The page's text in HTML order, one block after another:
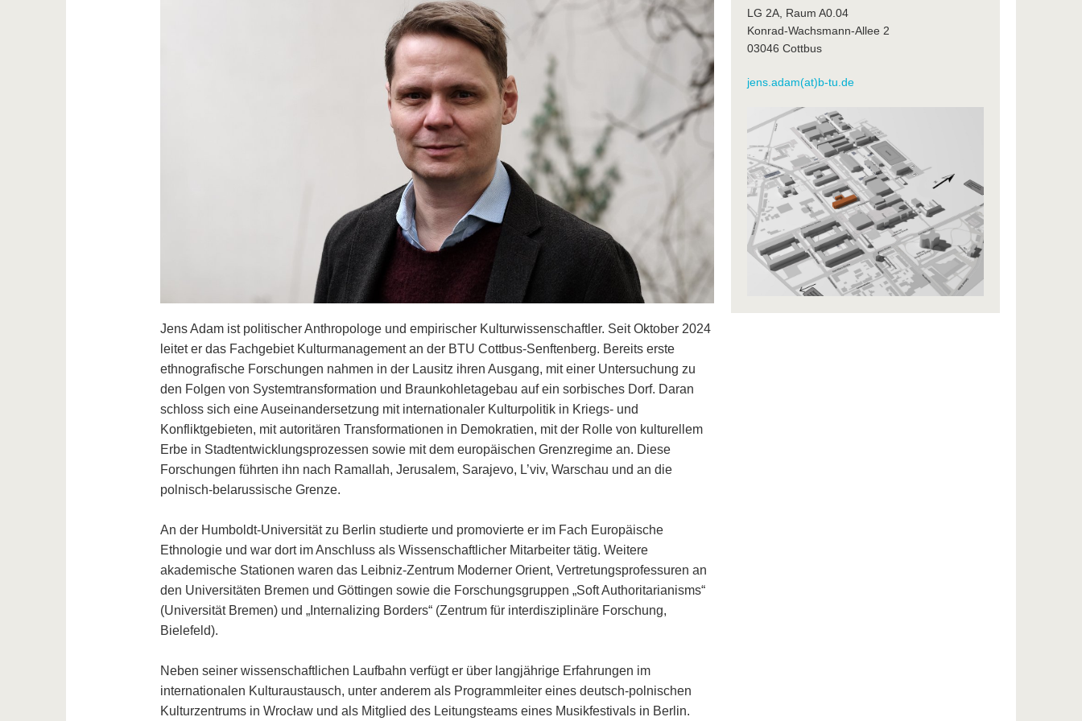
Jens Adam ist politischer Anthropologe und empirischer Kulturwissenschaftler. Seit Oktober 2024
leitet er das Fachgebiet Kulturmanagement an der BTU Cottbus-Senftenberg. Bereits erste
ethnografische Forschungen nahmen in der Lausitz ihren Ausgang, mit einer Untersuchung zu
den Folgen von Systemtransformation und Braunkohletagebau auf ein sorbisches Dorf. Daran
schloss sich eine Auseinandersetzung mit internationaler Kulturpolitik in Kriegs- und
Konfliktgebieten, mit autoritären Transformationen in Demokratien, mit der Rolle von kulturellem
Erbe in Stadtentwicklungsprozessen sowie mit dem europäischen Grenzregime an. Diese
Forschungen führten ihn nach Ramallah, Jerusalem, Sarajevo, L’viv, Warschau und an die
polnisch-belarussische Grenze.
An der Humboldt-Universität zu Berlin studierte und promovierte er im Fach Europäische
Ethnologie und war dort im Anschluss als Wissenschaftlicher Mitarbeiter tätig. Weitere
akademische Stationen waren das Leibniz-Zentrum Moderner Orient, Vertretungsprofessuren an
den Universitäten Bremen und Göttingen sowie die Forschungsgruppen „Soft Authoritarianisms“
(Universität Bremen) und „Internalizing Borders“ (Zentrum für interdisziplinäre Forschung,
Bielefeld).
Neben seiner wissenschaftlichen Laufbahn verfügt er über langjährige Erfahrungen im
internationalen Kulturaustausch, unter anderem als Programmleiter eines deutsch-polnischen
Kulturzentrums in Wrocław und als Mitglied des Leitungsteams eines Musikfestivals in Berlin.
LG 2A, Raum A0.04
Konrad-Wachsmann-Allee 2
03046 Cottbus
jens.adam(at)b-tu.de